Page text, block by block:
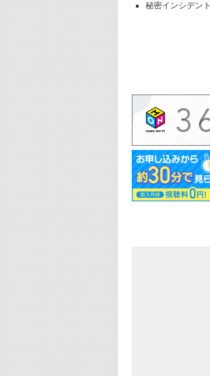
秘密インシデント